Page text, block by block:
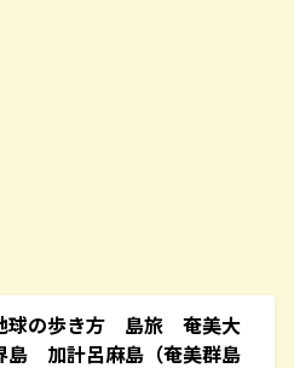
球の歩き方 島旅 奄美大
加計呂麻島（奄美群島